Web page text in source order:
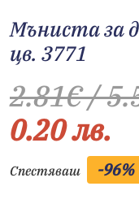
Мъниста за
цв. 3771
2.81€/
0.20 лв.
Спестяваш -96%